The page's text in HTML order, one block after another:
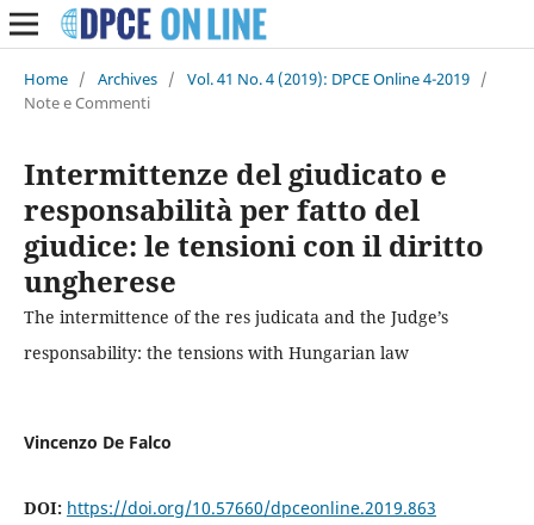
Home / Archives / Vol. 41 No. 4 (2019): DPCE Online 4-2019 /
Note e Commenti
Intermittenze del giudicato e
responsabilità per fatto del
giudice: le tensioni con il diritto
ungherese
The intermittence of the res judicata and the Judge’s
responsability: the tensions with Hungarian law
Vincenzo De Falco
DOI: https://doi.org/10.57660/dpceonline.2019.863